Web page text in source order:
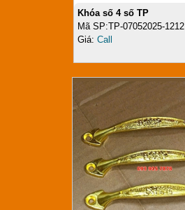
Khóa số 4 số TP
Mã SP:TP-07052025-1212
Giá:Call